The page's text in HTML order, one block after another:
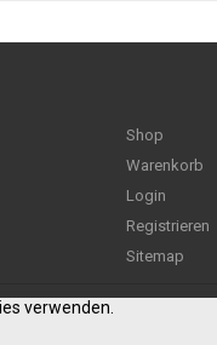
Shop
Warenkorb
Login
Registrieren
Sitemap
verwenden.